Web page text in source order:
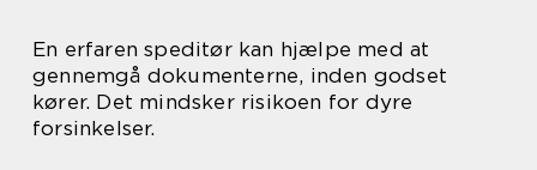
En erfaren speditør kan hjælpe med at
gennemgå dokumenterne, inden godset
kører. Det mindsker risikoen for dyre
forsinkelser.